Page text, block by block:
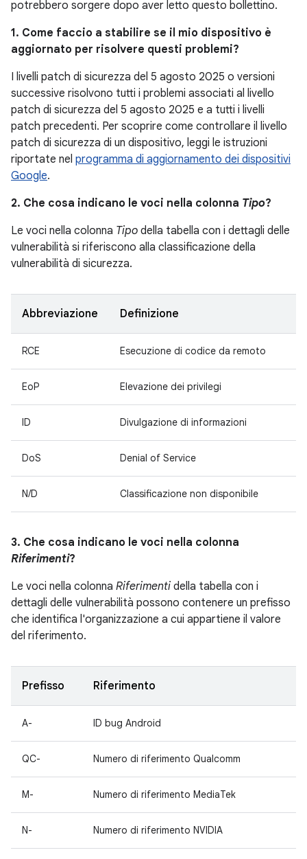
potrebbero sorgere dopo aver letto questo bollettino.
1. Come faccio a stabilire se il mio dispositivo è
aggiornato per risolvere questi problemi?
I livelli patch di sicurezza del 5 agosto 2025 o versioni
successive risolvono tutti i problemi associati al livello
patch di sicurezza del 5 agosto 2025 e a tutti i livelli
patch precedenti. Per scoprire come controllare il livello
patch di sicurezza di un dispositivo, leggi le istruzioni
riportate nel programma di aggiornamento dei dispositivi
Google.
2. Che cosa indicano le voci nella colonna Tipo?
Le voci nella colonna Tipo della tabella con i dettagli delle
vulnerabilità si riferiscono alla classificazione della
vulnerabilità di sicurezza.
Abbreviazione Definizione
RCE Esecuzione di codice da remoto
EoP Elevazione dei privilegi
ID Divulgazione di informazioni
DoS Denial of Service
N/D Classificazione non disponibile
3. Che cosa indicano le voci nella colonna
Riferimenti?
Le voci nella colonna Riferimenti della tabella con i
dettagli delle vulnerabilità possono contenere un prefisso
che identifica l'organizzazione a cui appartiene il valore
del riferimento.
Prefisso Riferimento
A- ID bug Android
QC- Numero di riferimento Qualcomm
M- Numero di riferimento MediaTek
N- Numero di riferimento NVIDIA